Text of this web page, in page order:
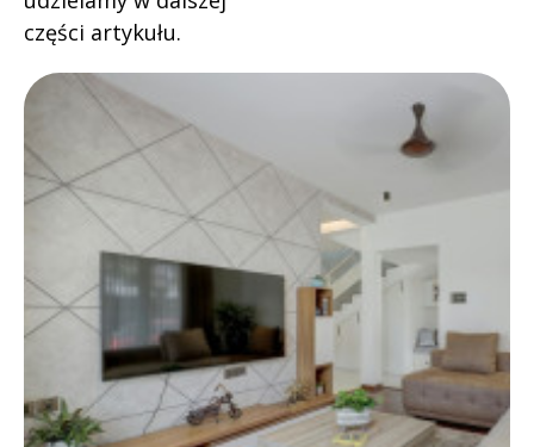
części artykułu.